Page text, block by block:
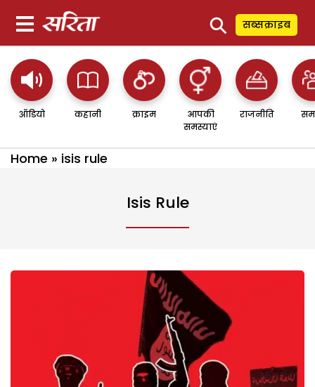
⚲ सब्सक्राइब
ऑडियो कहानी क्राइम
आपकी
समस्याएं
राजनीति
Home » isis rule
Isis Rule